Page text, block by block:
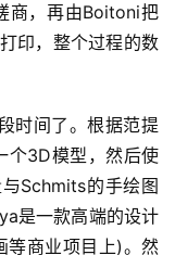
商，再由Boitoni把
印，整个过程的数
时间了。根据范提
个3D模型，然后使
Schmits的手绘图
是一款高端的设计
等商业项目上)。然